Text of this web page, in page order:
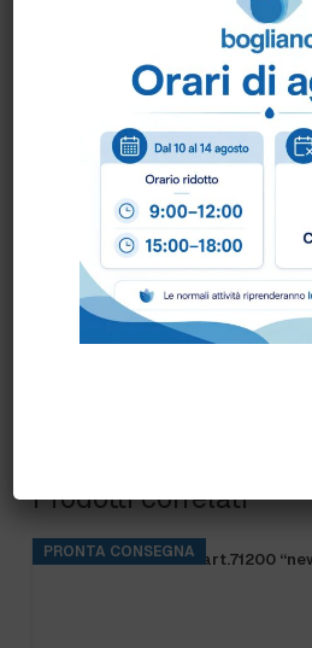
Puoi ordinare chiamando al
scrivendo una mail a
Per ogni informazione siamo
COLORE:ARANCIO,
,GIALLO
Prodotti correlati
PRONTA CONSEGNA
FRANGIA SOFT SR art.71200